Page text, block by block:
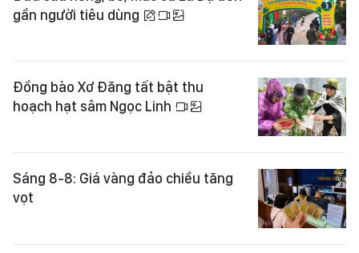
gần người tiêu dùng
Đồng bào Xơ Đăng tất bật thu
hoạch hạt sâm Ngọc Linh
Sáng 8-8: Giá vàng đảo chiều tăng
vọt